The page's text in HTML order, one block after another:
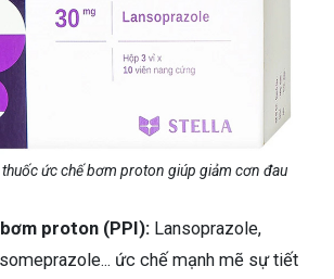
ức chế bơm proton giúp giảm cơn đau
proton (PPI): Lansoprazole,
ức chế mạnh mẽ sự tiết